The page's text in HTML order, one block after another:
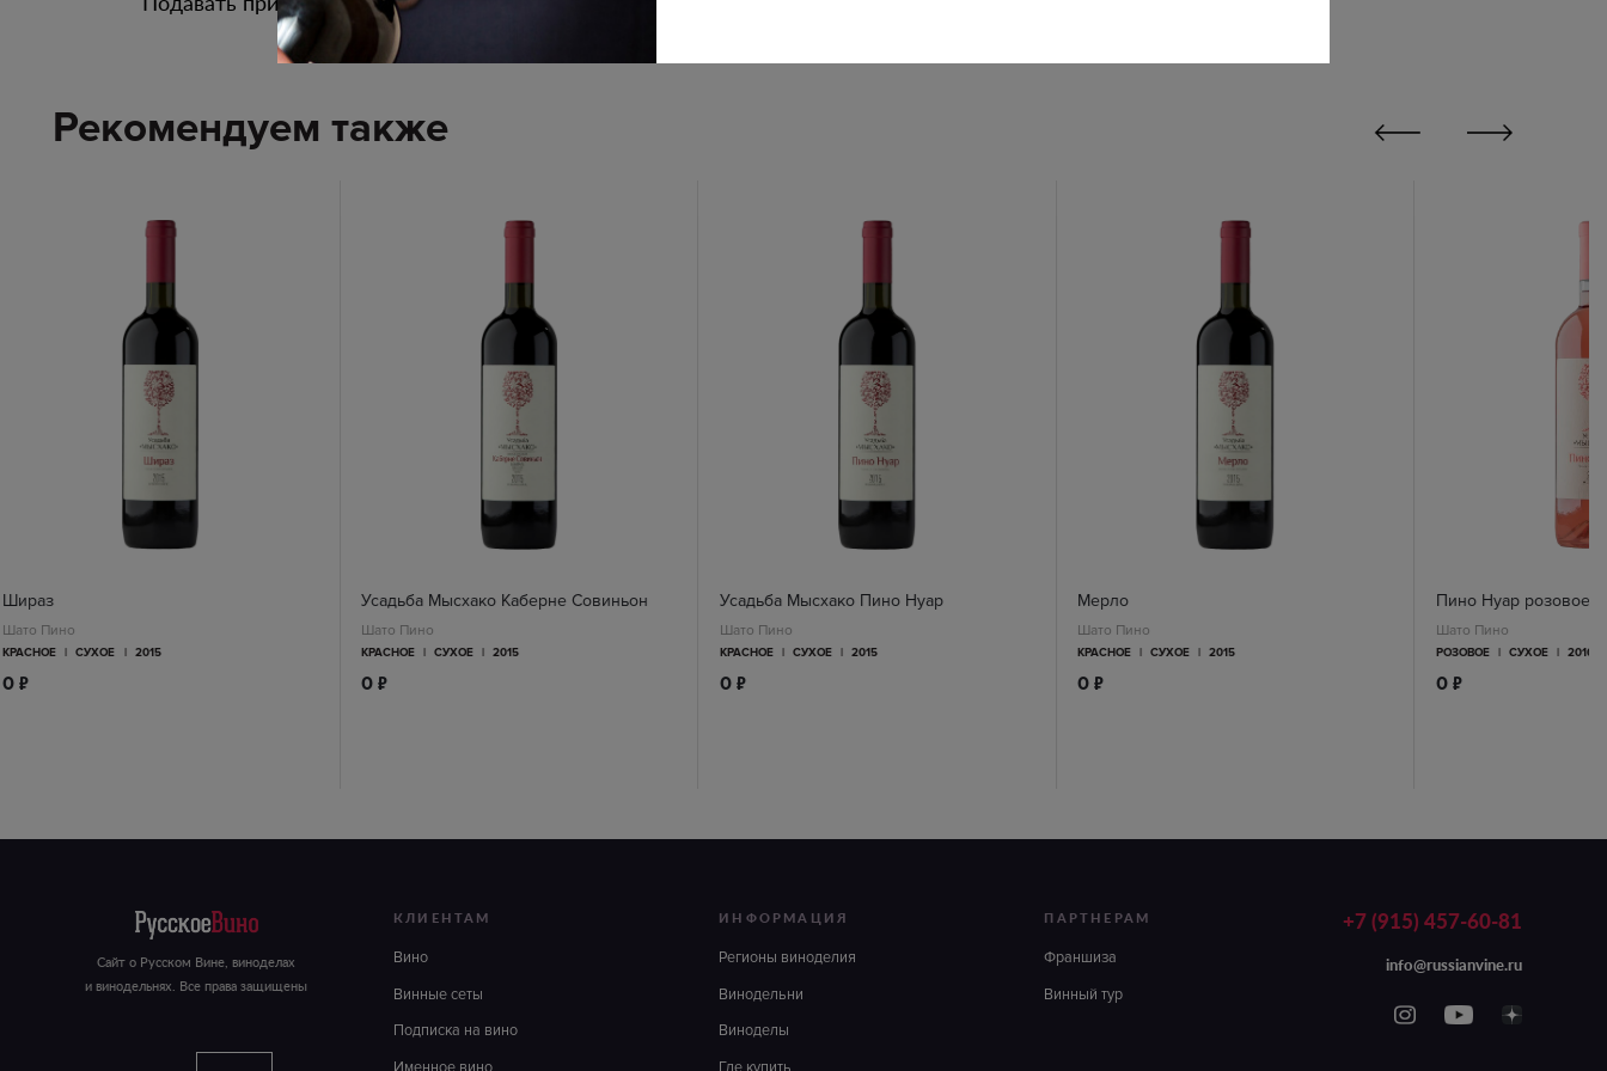
Рекомендуем также
Шираз
Шато Пино
КРАСНОЕ | СУХОЕ | 2015
0п
Усадьба Мысхако Каберне Совиньон
Шато Пино
КРАСНОЕ | СУХОЕ | 2015
0п
Усадьба Мысхако Пино Нуар
Шато Пино
КРАСНОЕ | СУХОЕ | 2015
0 п
Мерло
Шато Пино
КРАСНОЕ | СУХОЕ | 2015
0п
Пино Нуар розовое
Шато Пино
РОЗОВОЕ | СУХОЕ | 2016
0 п
КЛИЕНТАМ
Вино
Винные сеты
Подписка на вино
ИНФОРМАЦИЯ
Регионы виноделия
Винодельни
Виноделы
ПАРТНЕРАМ
Франшиза
Винный тур
+7 (915) 457-60-81
info@russianvine.ru
Сайт о Русском Вине, виноделах
и винодельнях. Все права защищены